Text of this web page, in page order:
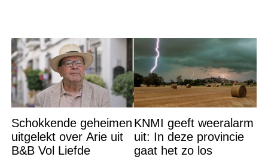
Schokkende geheimen
uitgelekt over Arie uit
B&B Vol Liefde
KNMI geeft weeralarm
uit: In deze provincie
gaat het zo los